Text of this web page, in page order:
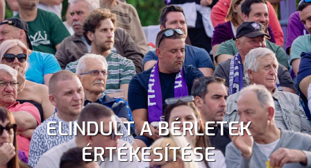
ELINDULT A BÉRLETEK
ÉRTÉKESÍTÉSE